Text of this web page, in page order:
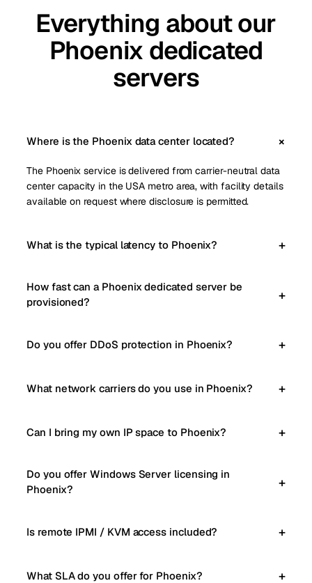
Everything about our
Phoenix dedicated
servers
Where is the Phoenix data center located?
The Phoenix service is delivered from carrier-neutral data
center capacity in the USA metro area, with facility details
available on request where disclosure is permitted.
What is the typical latency to Phoenix?
How fast can a Phoenix dedicated server be
provisioned?
Do you offer DDoS protection in Phoenix?
What network carriers do you use in Phoenix?
Can I bring my own IP space to Phoenix?
Do you offer Windows Server licensing in
Phoenix?
Is remote IPMI / KVM access included?
What SLA do you offer for Phoenix?